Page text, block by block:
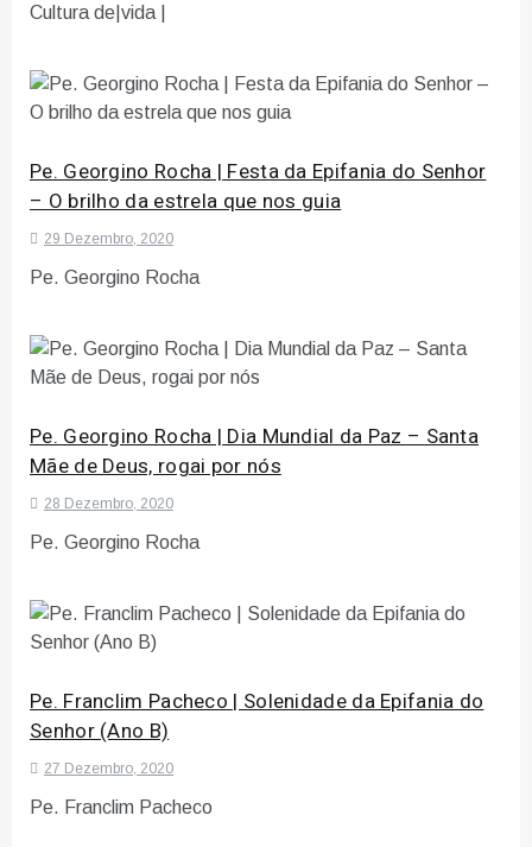
Cultura de|vida |
Pe. Georgino Rocha | Festa da Epifania do Senhor
– O brilho da estrela que nos guia
29 Dezembro, 2020
Pe. Georgino Rocha
Pe. Georgino Rocha | Dia Mundial da Paz – Santa
Mãe de Deus, rogai por nós
28 Dezembro, 2020
Pe. Georgino Rocha
Pe. Franclim Pacheco | Solenidade da Epifania do
Senhor (Ano B)
27 Dezembro, 2020
Pe. Franclim Pacheco